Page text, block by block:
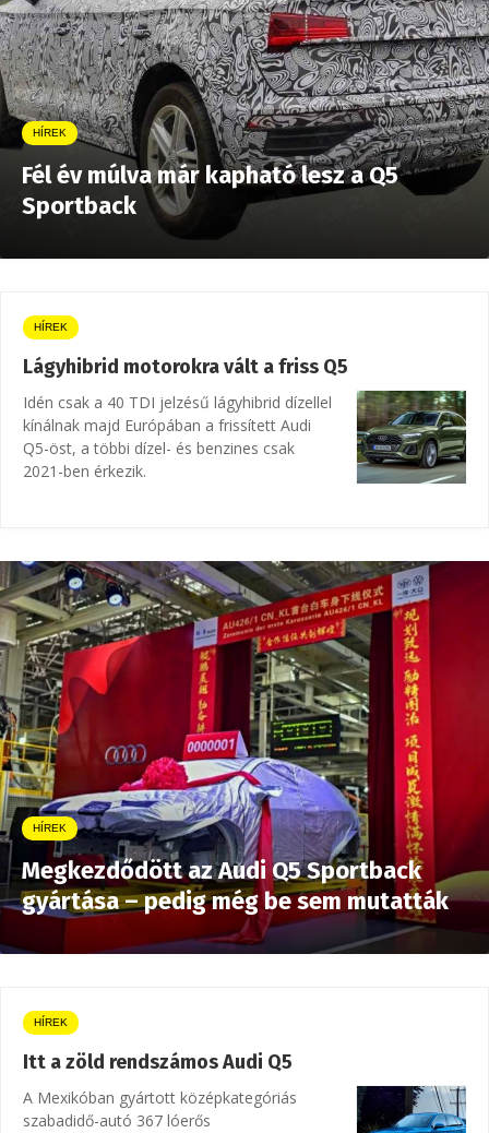
HÍREK
Fél év múlva már kapható lesz a Q5
Sportback
HÍREK
Lágyhibrid motorokra vált a friss Q5
Idén csak a 40 TDI jelzésű lágyhibrid dízellel
kínálnak majd Európában a frissített Audi
Q5-öst, a többi dízel- és benzines csak
2021-ben érkezik.
HÍREK
Megkezdődött az Audi Q5 Sportback
gyártása – pedig még be sem mutatták
HÍREK
Itt a zöld rendszámos Audi Q5
A Mexikóban gyártott középkategóriás
szabadidő-autó 367 lóerős